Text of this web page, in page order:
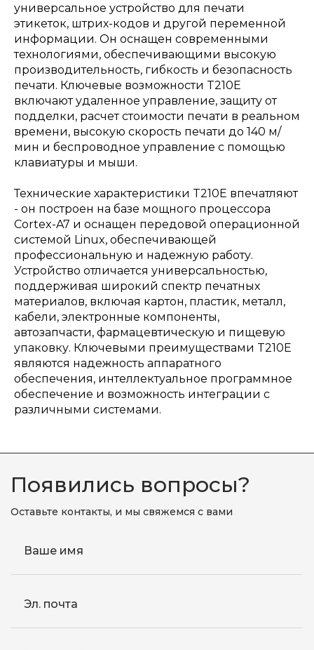
универсальное устройство для печати
этикеток, штрих-кодов и другой переменной
информации. Он оснащен современными
технологиями, обеспечивающими высокую
производительность, гибкость и безопасность
печати. Ключевые возможности T210E
включают удаленное управление, защиту от
подделки, расчет стоимости печати в реальном
времени, высокую скорость печати до 140 м/
мин и беспроводное управление с помощью
клавиатуры и мыши.
Технические характеристики T210E впечатляют
- он построен на базе мощного процессора
Cortex-A7 и оснащен передовой операционной
системой Linux, обеспечивающей
профессиональную и надежную работу.
Устройство отличается универсальностью,
поддерживая широкий спектр печатных
материалов, включая картон, пластик, металл,
кабели, электронные компоненты,
автозапчасти, фармацевтическую и пищевую
упаковку. Ключевыми преимуществами T210E
являются надежность аппаратного
обеспечения, интеллектуальное программное
обеспечение и возможность интеграции с
различными системами.
Появились вопросы?
Оставьте контакты, и мы свяжемся с вами
Ваше имя
Эл. почта